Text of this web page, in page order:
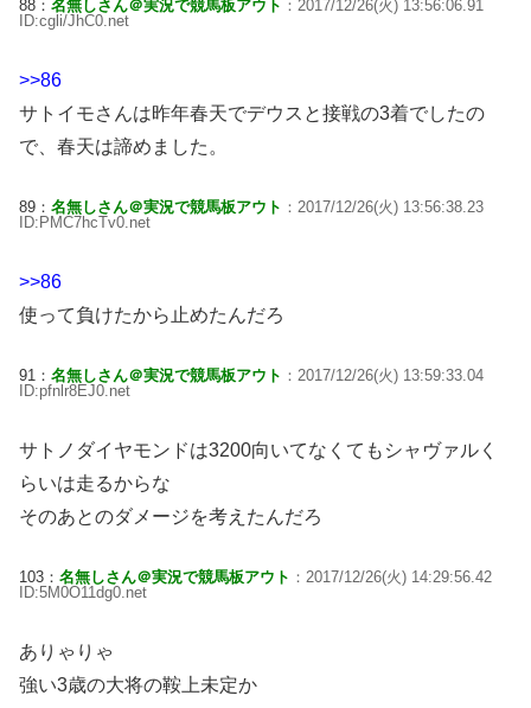
88： 名無しさん＠実況で競馬板アウト ：2017/12/26(火) 13:56:06.91
ID:cgli/JhC0.net
>>86
サトイモさんは昨年春天でデウスと接戦の3着でしたの
で、春天は諦めました。
89： 名無しさん＠実況で競馬板アウト ：2017/12/26(火) 13:56:38.23
ID:PMC7hcTv0.net
>>86
使って負けたから止めたんだろ
91： 名無しさん＠実況で競馬板アウト ：2017/12/26(火) 13:59:33.04
ID:pfnlr8EJ0.net
サトノダイヤモンドは3200向いてなくてもシャヴァルく
らいは走るからな
そのあとのダメージを考えたんだろ
103： 名無しさん＠実況で競馬板アウト ：2017/12/26(火) 14:29:56.42
ID:5M0O11dg0.net
ありゃりゃ
強い3歳の大将の鞍上未定か